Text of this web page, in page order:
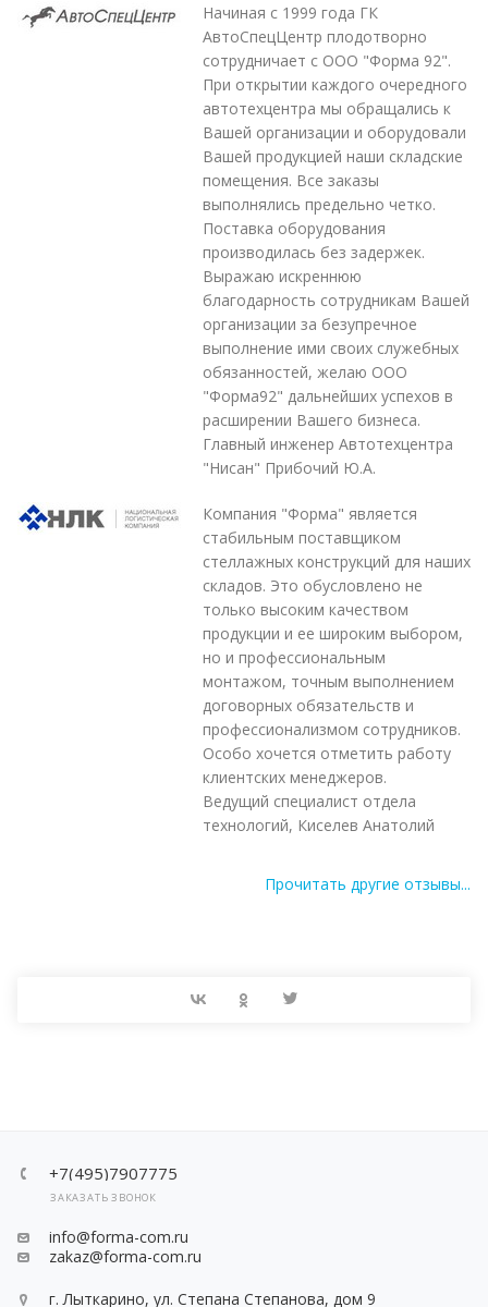
Начиная с 1999 года ГК
АвтоСпецЦентр плодотворно
сотрудничает с ООО "Форма 92".
При открытии каждого очередного
автотехцентра мы обращались к
Вашей организации и оборудовали
Вашей продукцией наши складские
помещения. Все заказы
выполнялись предельно четко.
Поставка оборудования
производилась без задержек.
Выражаю искреннюю
благодарность сотрудникам Вашей
организации за безупречное
выполнение ими своих служебных
обязанностей, желаю ООО
"Форма92" дальнейших успехов в
расширении Вашего бизнеса.
Главный инженер Автотехцентра
"Нисан" Прибочий Ю.А.
Компания "Форма" является
стабильным поставщиком
стеллажных конструкций для наших
складов. Это обусловлено не
только высоким качеством
продукции и ее широким выбором,
но и профессиональным
монтажом, точным выполнением
договорных обязательств и
профессионализмом сотрудников.
Особо хочется отметить работу
клиентских менеджеров.
Ведущий специалист отдела
технологий, Киселев Анатолий
Прочитать другие отзывы...
+7(495)7907775
ЗАКАЗАТЬ ЗВОНОК
info@forma-com.ru
zakaz@forma-com.ru
г. Лыткарино, ул. Степана Степанова, дом 9